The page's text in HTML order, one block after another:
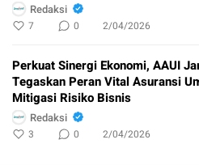
Redaksi
7 0 2/04/2026
Perkuat Sinergi Ekonomi, AAUI
Tegaskan Peran Vital Asuransi
Mitigasi Risiko Bisnis
Redaksi
3 0 2/04/2026